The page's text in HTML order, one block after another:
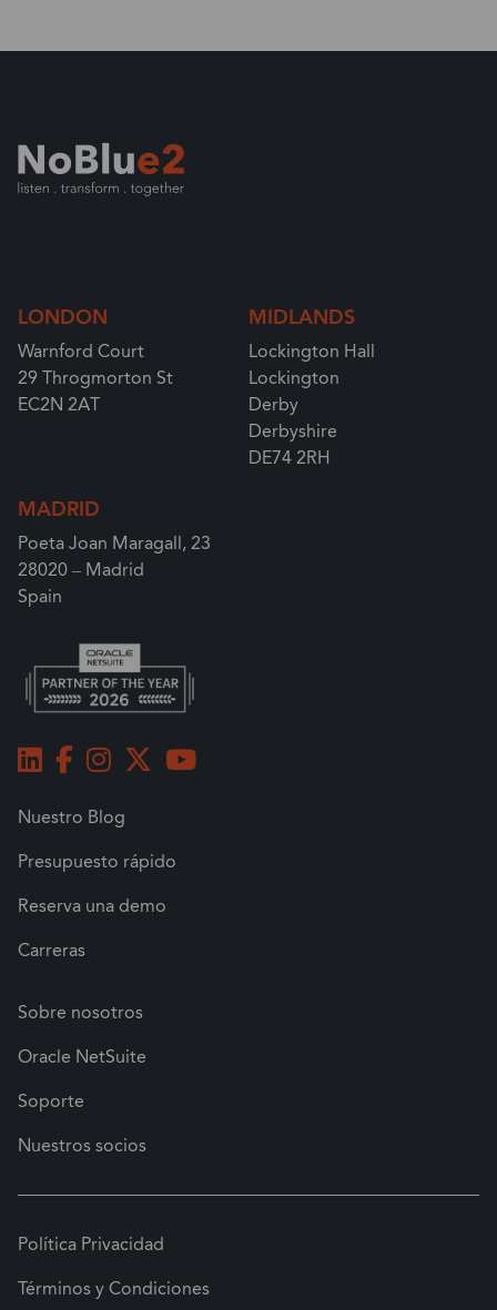
LONDON
Warnford Court
29 Throgmorton St
EC2N 2AT
MIDLANDS
Lockington Hall
Lockington
Derby
Derbyshire
DE74 2RH
MADRID
Poeta Joan Maragall, 23
28020 – Madrid
Spain
Nuestro Blog
Presupuesto rápido
Reserva una demo
Carreras
Sobre nosotros
Oracle NetSuite
Soporte
Nuestros socios
Política Privacidad
Términos y Condiciones